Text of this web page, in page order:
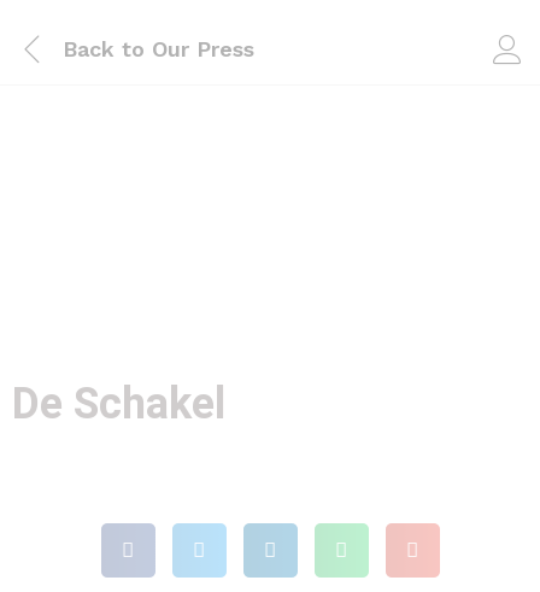
Back to Our Press
De Schakel